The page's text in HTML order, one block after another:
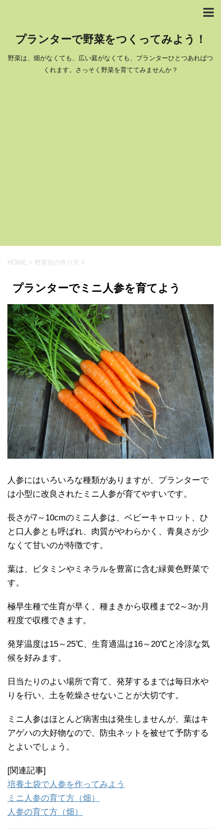
プランターで野菜をつくってみよう！
野菜は、畑がなくても、広い庭がなくても、プランターひとつあればつ
くれます。さっそく野菜を育ててみませんか？
HOME > 野菜別の作り方 >
プランターでミニ人参を育てよう
人参にはいろいろな種類がありますが、プランターで
は小型に改良されたミニ人参が育てやすいです。
長さが7～10cmのミニ人参は、ベビーキャロット、ひ
と口人参とも呼ばれ、肉質がやわらかく、青臭さが少
なくて甘いのが特徴です。
葉は、ビタミンやミネラルを豊富に含む緑黄色野菜で
す。
極早生種で生育が早く、種まきから収穫まで2～3か月
程度で収穫できます。
発芽温度は15～25℃、生育適温は16～20℃と冷涼な気
候を好みます。
日当たりのよい場所で育て、発芽するまでは毎日水や
りを行い、土を乾燥させないことが大切です。
ミニ人参はほとんど病害虫は発生しませんが、葉はキ
アゲハの大好物なので、防虫ネットを被せて予防する
とよいでしょう。
[関連記事]
培養土袋で人参を作ってみよう
ミニ人参の育て方（畑）
人参の育て方（畑）